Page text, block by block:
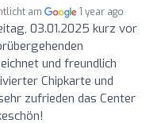
am 1 year ago
03.01.2025 kurz vor
und freundlich
Chipkarte und
zufrieden das Center